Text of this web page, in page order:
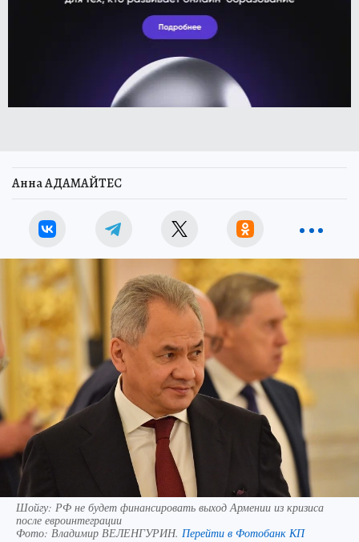
Анна АДАМАЙТЕС
Шойгу: РФ не будет финансировать выход Армении из кризиса
после евроинтеграции
Фото: Владимир ВЕЛЕНГУРИН. Перейти в Фотобанк КП